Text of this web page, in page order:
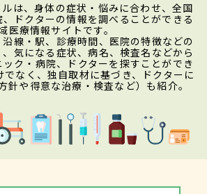
ルは、身体の症状・悩みに合わせ、全国
ドクターの情報を調べることができる
医療情報サイトです。
線・駅、診療時間、医院の特徴などの
気になる症状、病名、検査名などから
ク・病院、ドクターを探すことができ
でなく、独自取材に基づき、ドクターに
針や得意な治療・検査など）も紹介。